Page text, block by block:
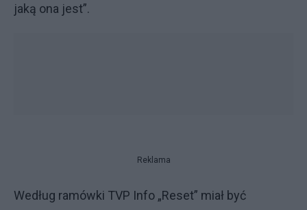
jaką ona jest”.
Reklama
Według ramówki TVP Info „Reset” miał być